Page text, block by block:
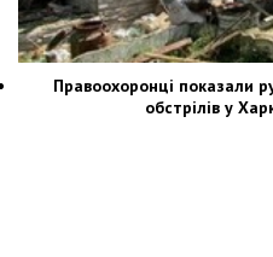
Правоохоронці показали
обстрілів у